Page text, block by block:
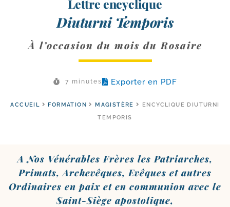
Lettre encyclique
Diuturni Temporis
À l’occasion du mois du Rosaire
7 minutes Exporter en PDF
ACCUEIL FORMATION MAGISTÈRE
ENCYCLIQUE DIUTURNI
TEMPORIS
A Nos Vénérables Frères les Patriarches,
Primats, Archevêques, Evêques et autres
Ordinaires en paix et en com­mu­nion avec le
Saint-​Siège apos­to­lique,